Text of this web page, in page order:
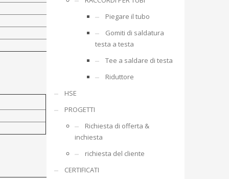
Piegare il tubo
Gomiti di saldatura
testa a testa
Tee a saldare di testa
Riduttore
HSE
PROGETTI
Richiesta di offerta &
inchiesta
richiesta del cliente
CERTIFICATI